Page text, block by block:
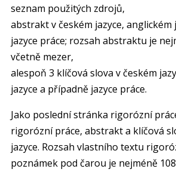
seznam použitých zdrojů,
abstrakt v českém jazyce, anglickém
jazyce práce; rozsah abstraktu je
včetně mezer,
alespoň 3 klíčová slova v českém
jazyce a případně jazyce práce.
Jako poslední stránka rigorózní
rigorózní práce, abstrakt a klíčová
jazyce. Rozsah vlastního textu
poznámek pod čarou je nejméně